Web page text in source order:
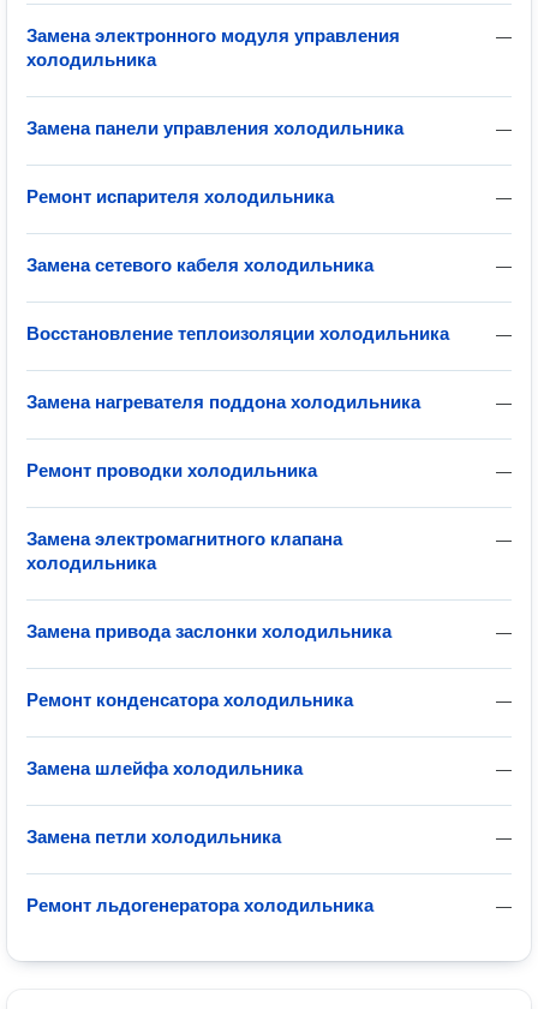
—
Замена электронного модуля управления
холодильника
—
Замена панели управления холодильника
—
Ремонт испарителя холодильника
—
Замена сетевого кабеля холодильника
—
Восстановление теплоизоляции холодильника
—
Замена нагревателя поддона холодильника
—
Ремонт проводки холодильника
—
Замена электромагнитного клапана
холодильника
—
Замена привода заслонки холодильника
—
Ремонт конденсатора холодильника
—
Замена шлейфа холодильника
—
Замена петли холодильника
—
Ремонт льдогенератора холодильника